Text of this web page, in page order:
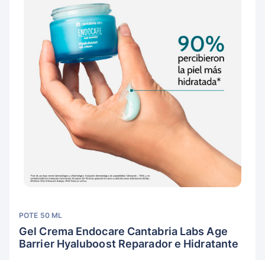
POTE 50 ML
Gel Crema Endocare Cantabria Labs Age
Barrier Hyaluboost Reparador e Hidratante